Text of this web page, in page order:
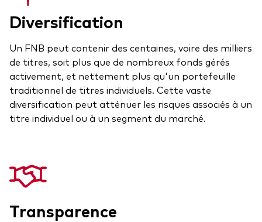
Indices de référence
Vote par procuration
Outils pour les investisseurs
Comparez les fonds
Diversification
Un FNB peut contenir des centaines, voire des milliers
de titres, soit plus que de nombreux fonds gérés
activement, et nettement plus qu'un portefeuille
traditionnel de titres individuels. Cette vaste
diversification peut atténuer les risques associés à un
titre individuel ou à un segment du marché.
Transparence